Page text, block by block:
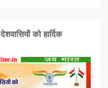
को हार्दिक